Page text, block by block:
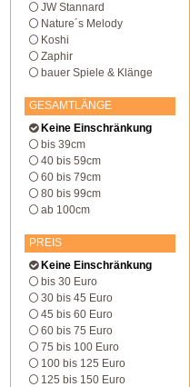
JW Stannard
Nature´s Melody
Koshi
Zaphir
bauer Spiele & Klänge
GESAMTLÄNGE
Keine Einschränkung
bis 39cm
40 bis 59cm
60 bis 79cm
80 bis 99cm
ab 100cm
PREIS
Keine Einschränkung
bis 30 Euro
30 bis 45 Euro
45 bis 60 Euro
60 bis 75 Euro
75 bis 100 Euro
100 bis 125 Euro
125 bis 150 Euro